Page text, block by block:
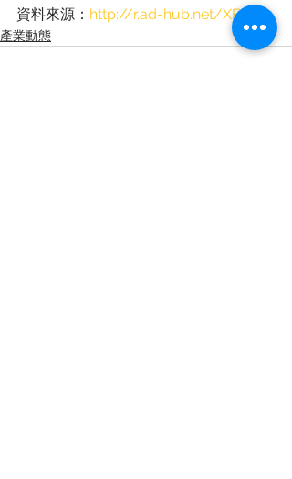
資料來源： http://r.ad-hub.net/XFEkZ
產業動態